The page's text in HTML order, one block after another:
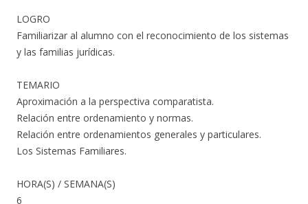
LOGRO
Familiarizar al alumno con el reconocimiento de los sistemas
y las familias jurídicas.
TEMARIO
Aproximación a la perspectiva comparatista.
Relación entre ordenamiento y normas.
Relación entre ordenamientos generales y particulares.
Los Sistemas Familiares.
HORA(S) / SEMANA(S)
6